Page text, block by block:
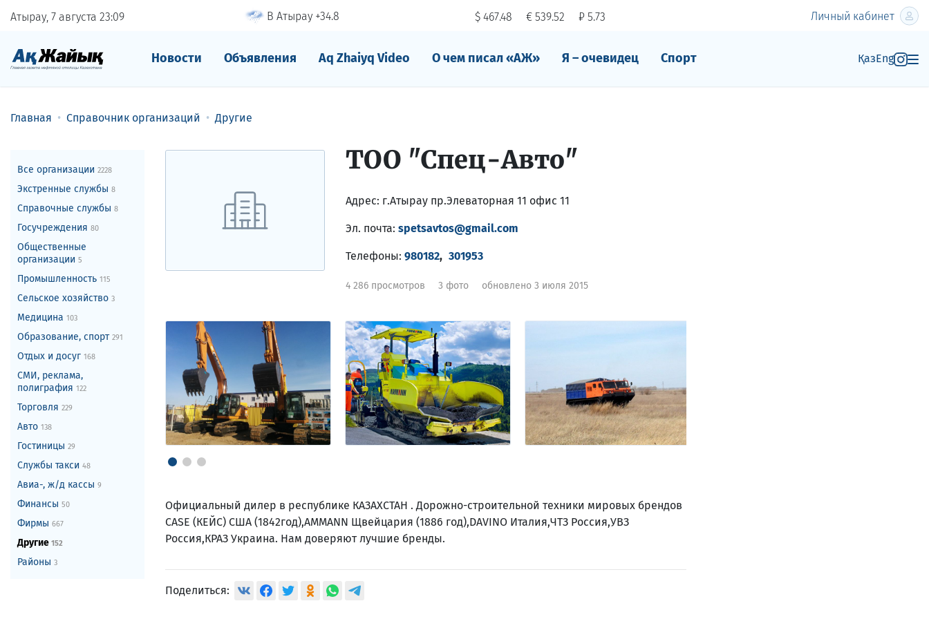
Атырау, 7 августа 23:09 В Атырау +34.8 $ 467.48 € 539.52 ₽ 5.73 Личный кабинет
Новости Объявления Aq Zhaiyq Video О чем писал «АЖ» Я – очевидец Спорт ҚазEng
Главная Справочник организаций Другие
Все организации 2228
Экстренные службы 8
Справочные службы 8
Госучреждения 80
Общественные
организации 5
Промышленность 115
Сельское хозяйство 3
Медицина 103
Образование, спорт 291
Отдых и досуг 168
СМИ, реклама,
полиграфия 122
Торговля 229
Авто 138
Гостиницы 29
Службы такси 48
Авиа-, ж/д кассы 9
Финансы 50
Фирмы 667
Другие 152
Районы 3
ТОО "Спец-Авто"
Адрес: г.Атырау пр.Элеваторная 11 офис 11
Эл. почта: spetsavtos@gmail.com
Телефоны: 980182, 301953
4 286 просмотров 3 фото обновлено 3 июля 2015
Официальный дилер в республике КАЗАХСТАН . Дорожно-строительной техники мировых брендов
CASE (КЕЙС) США (1842год),AMMANN Щвейцария (1886 год),DAVINO Италия,ЧТЗ Россия,УВЗ
Россия,КРАЗ Украина. Нам доверяют лучшие бренды.
Поделиться: